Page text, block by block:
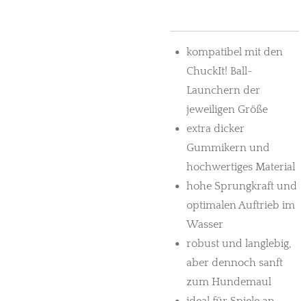
kompatibel mit den
ChuckIt! Ball-
Launchern der
jeweiligen Größe
extra dicker
Gummikern und
hochwertiges Material
hohe Sprungkraft und
optimalen Auftrieb im
Wasser
robust und langlebig,
aber dennoch sanft
zum Hundemaul